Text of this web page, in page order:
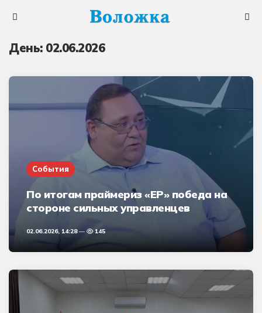
День: 02.06.2026
События
По итогам праймериз «ЕР» победа на
стороне сильных управленцев
02.06.2026, 14:28 145